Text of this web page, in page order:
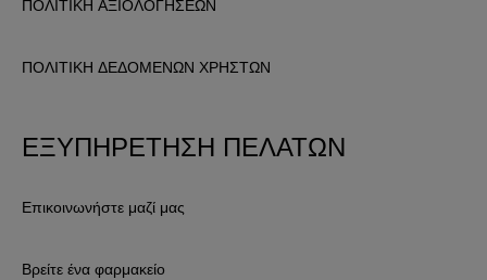
ΠΟΛΙΤΙΚΗ ΑΞΙΟΛΟΓΗΣΕΩΝ
ΠΟΛΙΤΙΚΗ ΔΕΔΟΜΕΝΩΝ ΧΡΗΣΤΩΝ
ΕΞΥΠΗΡΕΤΗΣΗ ΠΕΛΑΤΩΝ
Επικοινωνήστε μαζί μας
Βρείτε ένα φαρμακείο